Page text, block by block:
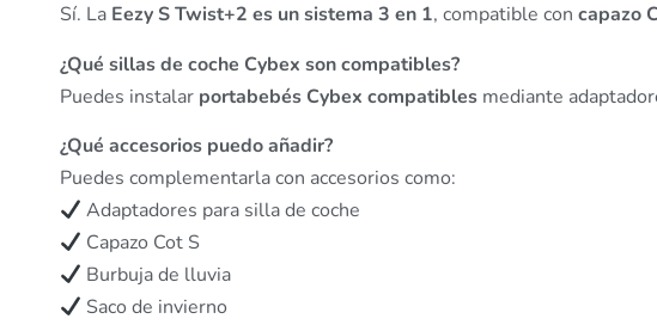
Sí. La Eezy S Twist+2 es un sistema 3 en 1, compatible con capazo
¿Qué sillas de coche Cybex son compatibles?
Puedes instalar portabebés Cybex compatibles mediante
¿Qué accesorios puedo añadir?
Puedes complementarla con accesorios como:
Adaptadores para silla de coche
Capazo Cot S
Burbuja de lluvia
Saco de invierno